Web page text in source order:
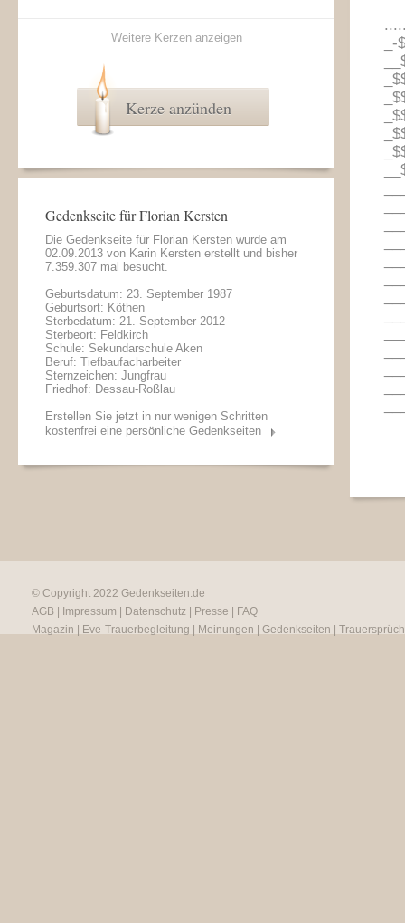
Weitere Kerzen anzeigen
Kerze anzünden
Gedenkseite für Florian Kersten
Die Gedenkseite für Florian Kersten wurde am
02.09.2013 von Karin Kersten erstellt und bisher
7.359.307 mal besucht.
Geburtsdatum: 23. September 1987
Geburtsort: Köthen
Sterbedatum: 21. September 2012
Sterbeort: Feldkirch
Schule: Sekundarschule Aken
Beruf: Tiefbaufacharbeiter
Sternzeichen: Jungfrau
Friedhof: Dessau-Roßlau
Erstellen Sie jetzt in nur wenigen Schritten
kostenfrei eine persönliche Gedenkseiten
© Copyright 2022 Gedenkseiten.de
AGB
Impressum Datenschutz Presse
FAQ
Magazin
Eve-Trauerbegleitung Meinungen Gedenkseiten